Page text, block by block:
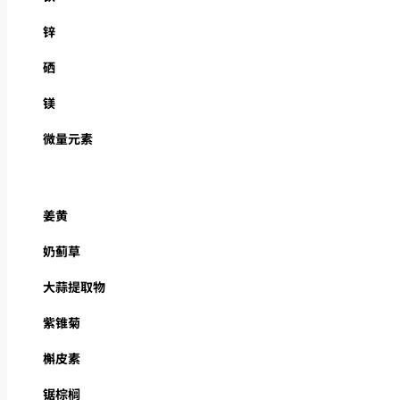
锌
硒
镁
微量元素
姜黄
奶蓟草
大蒜提取物
紫锥菊
槲皮素
锯棕榈